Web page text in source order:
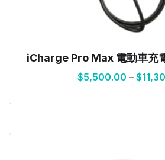
iCharge Pro Max 電動車充
$5,500.00 – $